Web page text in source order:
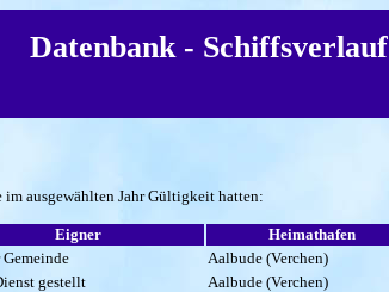
Datenbank - Schiffsverlauf
im ausgewählten Jahr Gültigkeit hatten:
Eigner Heimathafen
Gemeinde Aalbude (Verchen)
gestellt Aalbude (Verchen)